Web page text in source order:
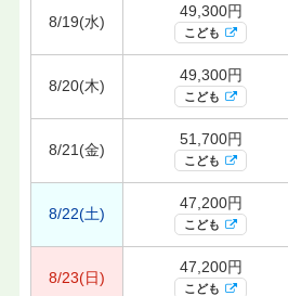
8/19(水)
49,300円
こども
8/20(木)
49,300円
こども
8/21(金)
51,700円
こども
8/22(土)
47,200円
こども
8/23(日)
47,200円
こども